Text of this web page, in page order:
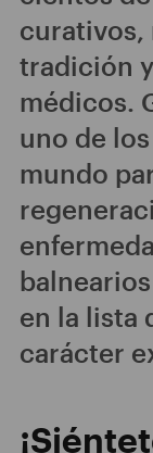
curativos,
tradición
médicos.
uno de
mundo
en la lista
carácter